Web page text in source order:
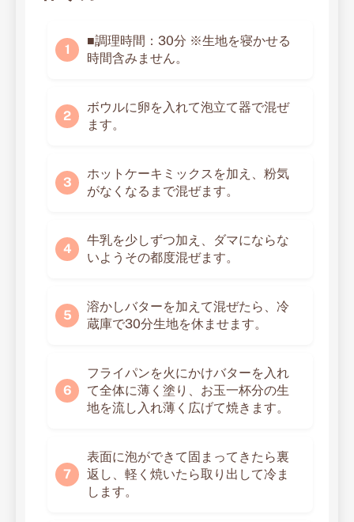
■調理時間：30分 ※生地を寝かせる
時間含みません。
ボウルに卵を入れて泡立て器で混ぜ
ます。
ホットケーキミックスを加え、粉気
がなくなるまで混ぜます。
牛乳を少しずつ加え、ダマにならな
いようその都度混ぜます。
溶かしバターを加えて混ぜたら、冷
蔵庫で30分生地を休ませます。
フライパンを火にかけバターを入れ
て全体に薄く塗り、お玉一杯分の生
地を流し入れ薄く広げて焼きます。
表面に泡ができて固まってきたら裏
返し、軽く焼いたら取り出して冷ま
します。